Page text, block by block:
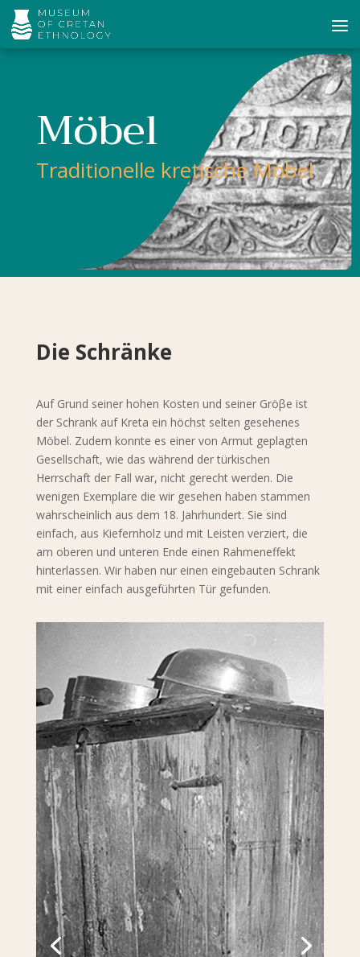
Möbel
Traditionelle kretische Möbel
Die Schränke
Auf Grund seiner hohen Kosten und seiner Gröβe ist
der Schrank auf Kreta ein höchst selten gesehenes
Möbel. Zudem konnte es einer von Armut geplagten
Gesellschaft, wie das während der türkischen
Herrschaft der Fall war, nicht gerecht werden. Die
wenigen Exemplare die wir gesehen haben stammen
wahrscheinlich aus dem 18. Jahrhundert. Sie sind
einfach, aus Kiefernholz und mit Leisten verziert, die
am oberen und unteren Ende einen Rahmeneffekt
hinterlassen. Wir haben nur einen eingebauten Schrank
mit einer einfach ausgeführten Tür gefunden.